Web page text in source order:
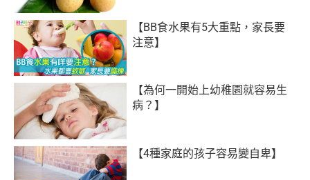
【BB食水果有5大重點，家長要
注意】
【為何一開始上幼稚園就容易生
病？】
【4種家庭的孩子容易變自卑】